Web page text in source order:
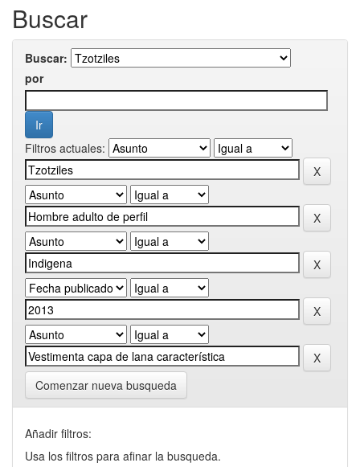
Buscar
Buscar:
por
Filtros actuales:
Comenzar nueva busqueda
Añadir filtros:
Usa los filtros para afinar la busqueda.